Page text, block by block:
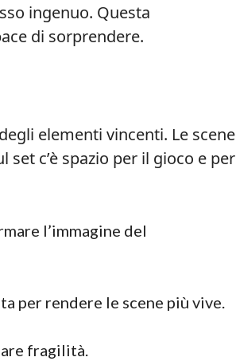
ingenuo. Questa
di sorprendere.
elementi vincenti. Le scene
c’è spazio per il gioco e per
l’immagine del
per rendere le scene più vive.
fragilità.